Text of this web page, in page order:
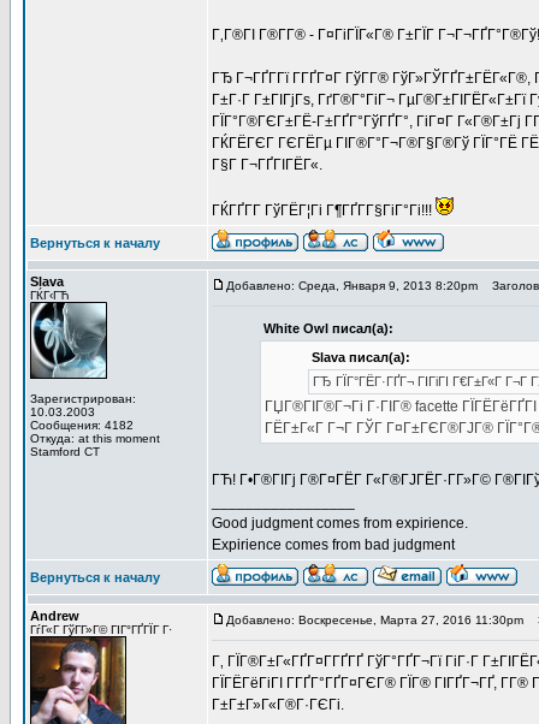
Г‚Г®ГІ Г®Г­Г® - Г¤ГіГЇГ«Г® Г±ГЇГ
ГЂ Г¬ГҐГ­Гї Г­ГҐГ¤Г ГўГ­Г®
Г±Г·Г Г±ГІГјГѕ, ГґГ®Г°ГіГ¬
ГЇГ°Г®ГЄГ±ГЁ-Г±ГҐГ°ГўГҐГ°, ГіГ¤Г
ГЌГЁГЄГ ГЄГЁГµ ГІГ®Г°Г¬Г®Г§Г®Гў ГЇГ°ГЁ
Г§Г Г¬ГҐГІГЁГ«.
ГЌГҐГ­Г ГўГЁГ¦Гі Г¶ГҐГ­Г§ГіГ°Гі!!!
Вернуться к началу
Slava
ГЌГ‹ГЋ
Зарегистрирован:
10.03.2003
Сообщения: 4182
Откуда: at this moment
Stamford CT
Добавлено: Среда, Января 9, 2013 8:20pm
White Owl писал(а):
Slava писал(а):
ГЂ ГЇГ°ГЁГ·ГҐГ¬ ГІГіГІ Г€Г±Г«Г Г¬Г
ГЏГ®ГІГ®Г¬Гі Г·ГІГ® facette
ГЁГ±Г«Г Г¬Г ГЎГ Г¤Г±ГЄГ®ГЈГ®
ГЋ! Г•Г®ГІГј Г®Г¤ГЁГ­ Г«Г®ГЈГЁГ·Г­Г»Г©
Good judgment comes from expirience.
Expirience comes from bad judgment
Вернуться к началу
Andrew
ГѓГ«Г ГўГ­Г»Г© ГІГ°ГҐГЇГ Г·
Добавлено: Воскресенье, Марта 27, 2016 11:30pm
Г‚ ГЇГ®Г±Г«ГҐГ¤Г­ГҐГҐ ГўГ°ГҐГ¬Гї ГіГ·Г
ГЇГЁГёГіГІ Г­ГҐГ°ГҐГ¤ГЄГ® ГЇГ® ГІГҐГ¬ГҐ,
Г±Г±Г»Г«Г®Г·ГЄГі.